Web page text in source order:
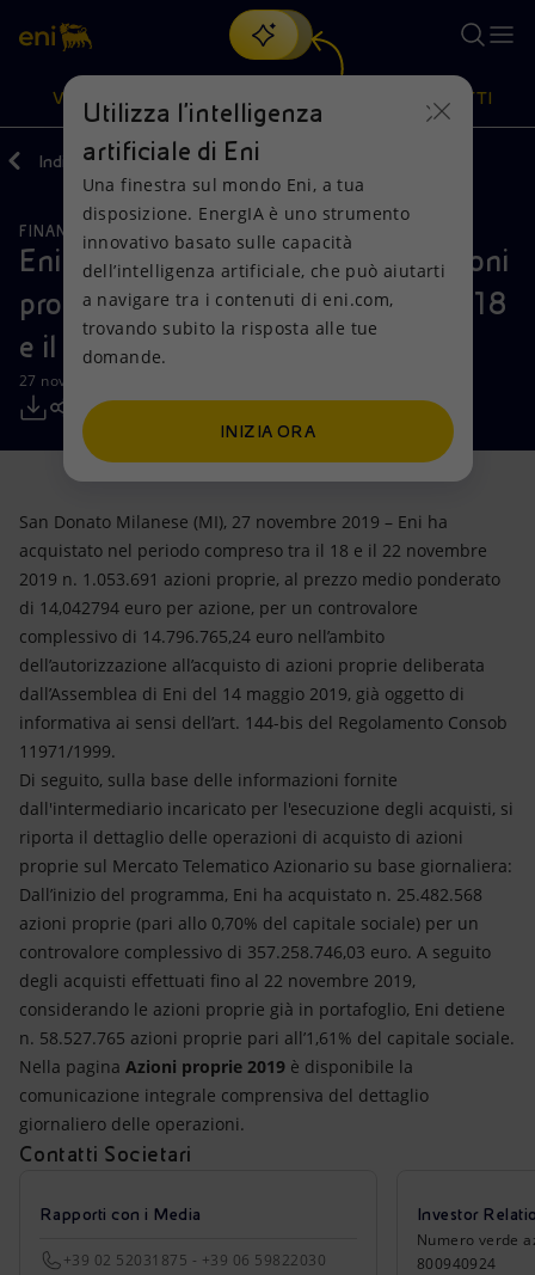
Cerca
scopri EnergIA, la nostra nuova soluzione di intelligenza
artificiale.
VISIONE
Visione
Mission e valori
Persone e Partnership
Net Zero
Modello satellitare
Energia accessibile
Innovazione
Scenari energetici
Azioni
Diversificazione energetica
Tecnologie per la transizione
Collaborazioni per l'innovazione
Attività nel mondo
PRODOTTI
Prodotti
Casa
Imprese
Mobilità
Indietro Media Comunicati Stampa
FINANZA, STRATEGIA E REPORT
Eni: informativa sull’acquisto di azioni
proprie nel periodo compreso tra il 18
e il 22 novembre 2019
27 novembre 2019 - 14:30 CET
San Donato Milanese (MI), 27 novembre 2019 – Eni ha
acquistato nel periodo compreso tra il 18 e il 22 novembre
2019 n. 1.053.691 azioni proprie, al prezzo medio ponderato
di 14,042794 euro per azione, per un controvalore
complessivo di 14.796.765,24 euro nell’ambito
dell’autorizzazione all’acquisto di azioni proprie deliberata
dall’Assemblea di Eni del 14 maggio 2019, già oggetto di
informativa ai sensi dell’art. 144-bis del Regolamento Consob
11971/1999.
Di seguito, sulla base delle informazioni fornite
dall'intermediario incaricato per l'esecuzione degli acquisti, si
riporta il dettaglio delle operazioni di acquisto di azioni
proprie sul Mercato Telematico Azionario su base giornaliera:
Dall’inizio del programma, Eni ha acquistato n. 25.482.568
azioni proprie (pari allo 0,70% del capitale sociale) per un
controvalore complessivo di 357.258.746,03 euro. A seguito
degli acquisti effettuati fino al 22 novembre 2019,
considerando le azioni proprie già in portafoglio, Eni detiene
n. 58.527.765 azioni proprie pari all’1,61% del capitale sociale.
Nella pagina Azioni proprie 2019 è disponibile la
comunicazione integrale comprensiva del dettaglio
giornaliero delle operazioni.
Contatti Societari
Rapporti con i Media
+39 02 52031875 - +39 06 59822030
Investor
Numero verde
800940924
Utilizza l'intelligenza
artificiale di Eni
Una finestra sul mondo Eni, a tua
disposizione. EnergIA è uno strumento
innovativo basato sulle capacità
dell’intelligenza artificiale, che può aiutarti
a navigare tra i contenuti di eni.com,
trovando subito la risposta alle tue
domande.
INIZIA ORA